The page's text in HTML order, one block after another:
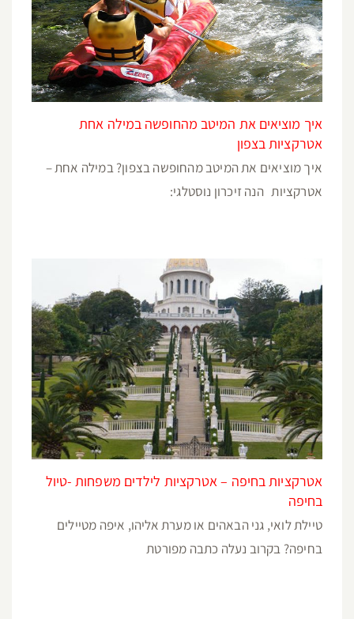
איך מוציאים את המיטב מהחופשה במילה אחת
אטרקציות בצפון
איך מוציאים את המיטב מהחופשה בצפון? במילה אחת –
אטרקציות הנה זיכרון נוסטלגי:
אטרקציות בחיפה – אטרקציות לילדים משפחות -טיול
בחיפה
טיילת לואי, גני הבאהים או מערת אליהו, איפה מטיילים
בחיפה? בקרוב נעלה כתבה מפורטת